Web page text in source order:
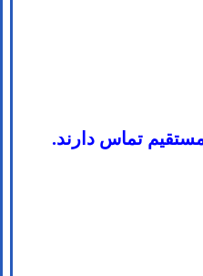
تماس دارند.